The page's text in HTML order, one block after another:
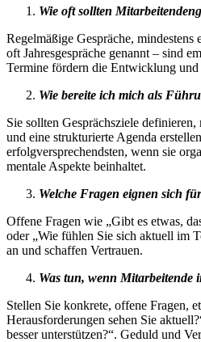
Wie oft sollten
Regelmäßige Gespräche, mindestens
oft Jahresgespräche genannt – sind
Termine fördern die Entwicklung und
Wie bereite ich mich als
Sie sollten Gesprächsziele
und eine strukturierte Agenda
erfolgversprechendsten, wenn sie
mentale Aspekte beinhaltet.
Welche Fragen eignen sich
Offene Fragen wie „Gibt es etwas,
oder „Wie fühlen Sie sich aktuell im
an und schaffen Vertrauen.
Was tun, wenn Mitarbeitende
Stellen Sie konkrete, offene Fragen,
Herausforderungen sehen Sie
besser unterstützen?“. Geduld und